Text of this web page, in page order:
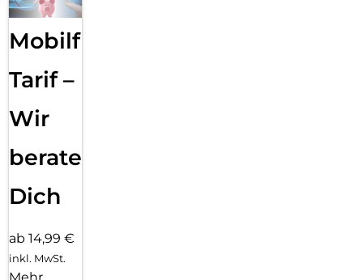
Mobilfunk
Tarif –
Wir
beraten
Dich
ab 14,99 €
inkl. MwSt.